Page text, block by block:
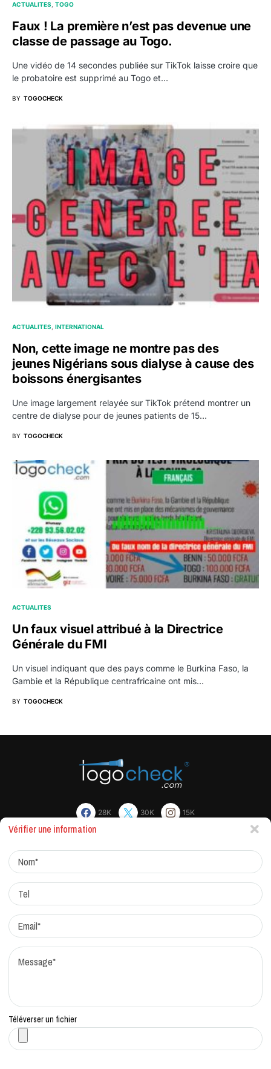
ACTUALITES TOGO
Faux ! La première n’est pas devenue une
classe de passage au Togo.
Une vidéo de 14 secondes publiée sur TikTok laisse croire que
le probatoire est supprimé au Togo et…
BY TOGOCHECK
ACTUALITES INTERNATIONAL
Non, cette image ne montre pas des
jeunes Nigérians sous dialyse à cause des
boissons énergisantes
Une image largement relayée sur TikTok prétend montrer un
centre de dialyse pour de jeunes patients de 15…
BY TOGOCHECK
ACTUALITES
Un faux visuel attribué à la Directrice
Générale du FMI
Un visuel indiquant que des pays comme le Burkina Faso, la
Gambie et la République centrafricaine ont mis…
BY TOGOCHECK
28K 30K 15K
Protocole de correction
Vérifier une information
Téléverser un fichier